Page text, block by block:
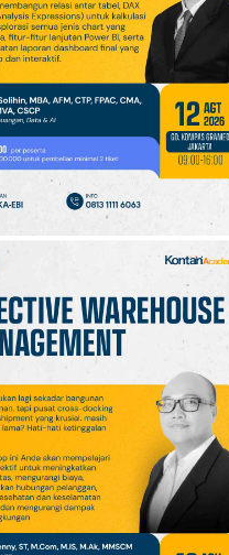
Ringan
Siapkan
Prakiraan Cuaca
Barat Kamis (6/8):
Hujan Ringan
3 Wilayah